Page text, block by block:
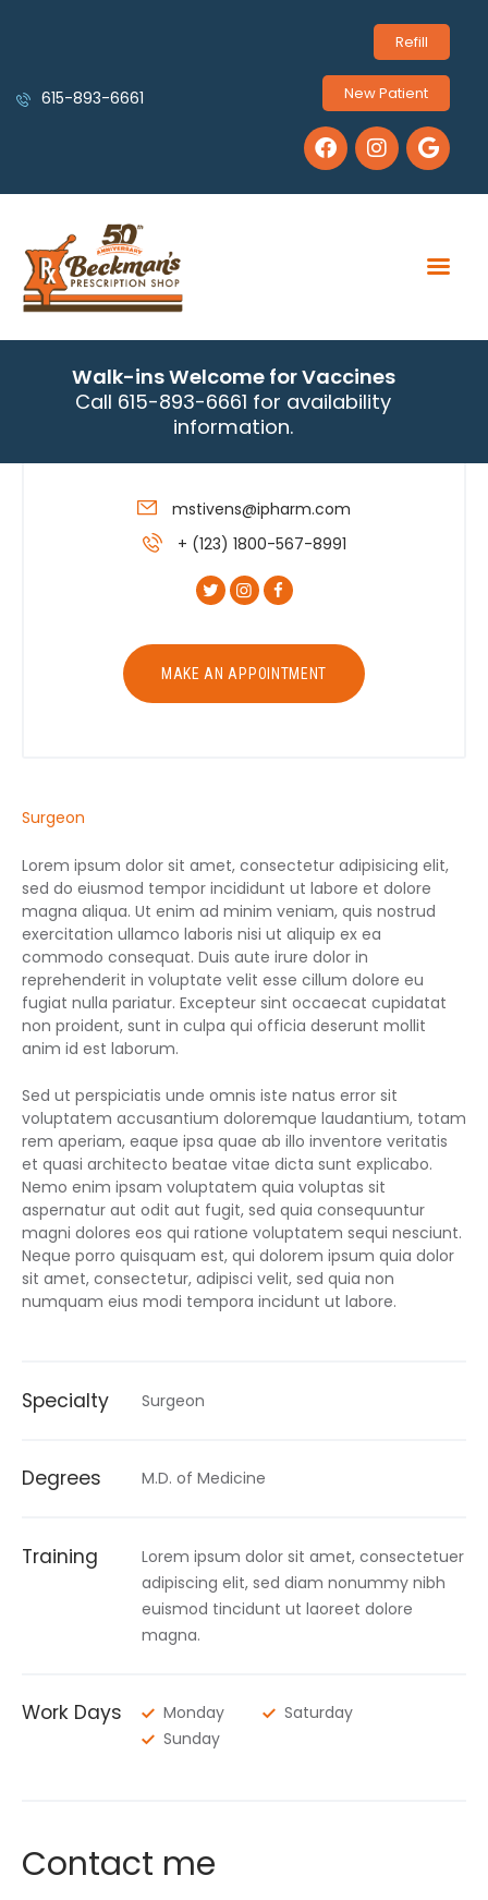
615-893-6661
Refill
New Patient
Walk-ins Welcome for Vaccines
Call 615-893-6661 for availability
information.
mstivens@ipharm.com
+ (123) 1800-567-8991
MAKE AN APPOINTMENT
Surgeon
Lorem ipsum dolor sit amet, consectetur adipisicing elit,
sed do eiusmod tempor incididunt ut labore et dolore
magna aliqua. Ut enim ad minim veniam, quis nostrud
exercitation ullamco laboris nisi ut aliquip ex ea
commodo consequat. Duis aute irure dolor in
reprehenderit in voluptate velit esse cillum dolore eu
fugiat nulla pariatur. Excepteur sint occaecat cupidatat
non proident, sunt in culpa qui officia deserunt mollit
anim id est laborum.
Sed ut perspiciatis unde omnis iste natus error sit
voluptatem accusantium doloremque laudantium, totam
rem aperiam, eaque ipsa quae ab illo inventore veritatis
et quasi architecto beatae vitae dicta sunt explicabo.
Nemo enim ipsam voluptatem quia voluptas sit
aspernatur aut odit aut fugit, sed quia consequuntur
magni dolores eos qui ratione voluptatem sequi nesciunt.
Neque porro quisquam est, qui dolorem ipsum quia dolor
sit amet, consectetur, adipisci velit, sed quia non
numquam eius modi tempora incidunt ut labore.
Specialty Surgeon
Degrees M.D. of Medicine
Training
Lorem ipsum dolor sit amet, consectetuer
adipiscing elit, sed diam nonummy nibh
euismod tincidunt ut laoreet dolore
magna.
Work Days Monday
Saturday
Sunday
Contact me